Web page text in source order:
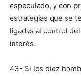
especulado, y con
estrategias que se
ligadas al control
interés.
43- Si los diez